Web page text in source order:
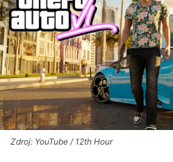
Zdroj: YouTube / 12th Hour